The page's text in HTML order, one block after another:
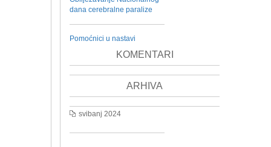
dana cerebralne paralize
Pomoćnici u nastavi
KOMENTARI
ARHIVA
svibanj 2024